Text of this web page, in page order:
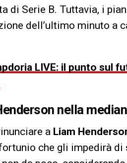
di Serie B. Tuttavia, i
dell’ultimo minuto a
LIVE: il punto sul
nella
a Liam
che gli impedirà